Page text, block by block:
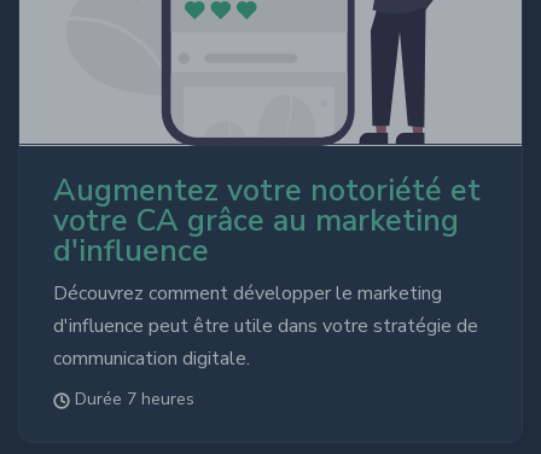
Augmentez votre notoriété et
votre CA grâce au marketing
d'influence
Découvrez comment développer le marketing
d'influence peut être utile dans votre stratégie de
communication digitale.
Durée 7 heures